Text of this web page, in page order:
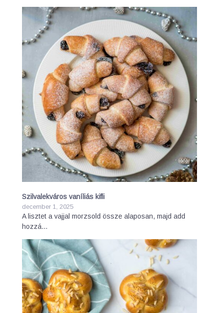
Szilvalekváros vaníliás kifli
december 1, 2025
A lisztet a vajjal morzsold össze alaposan, majd add
hozzá…